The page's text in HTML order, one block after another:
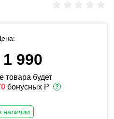
1 990
товара будет
бонусных Р
наличии